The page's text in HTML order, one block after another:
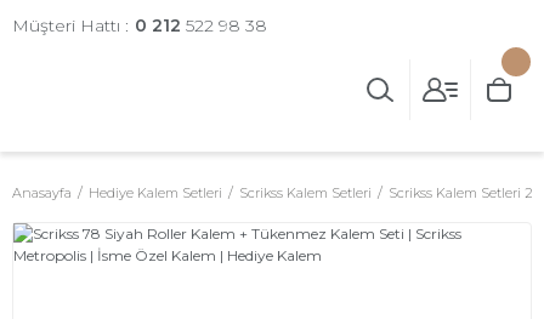
Müşteri Hattı : 0 212 522 98 38
Anasayfa Hediye Kalem Setleri Scrikss Kalem Setleri Scrikss Kalem Setleri 2'li